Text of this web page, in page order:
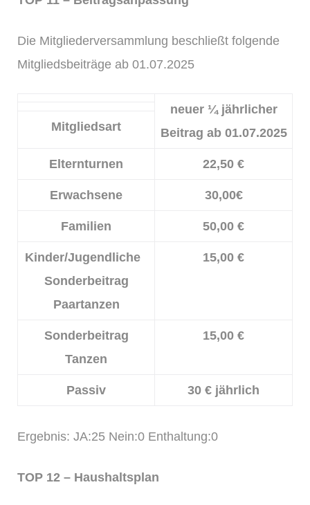
Die Mitgliederversammlung beschließt folgende
Mitgliedsbeiträge ab 01.07.2025
neuer ¼ jährlicher
Beitrag ab 01.07.2025
Mitgliedsart
Elternturnen 22,50 €
Erwachsene 30,00€
Familien 50,00 €
Kinder/Jugendliche
Sonderbeitrag
Paartanzen
15,00 €
Sonderbeitrag
Tanzen
15,00 €
Passiv 30 € jährlich
Ergebnis: JA:25 Nein:0 Enthaltung:0
TOP 12 – Haushaltsplan